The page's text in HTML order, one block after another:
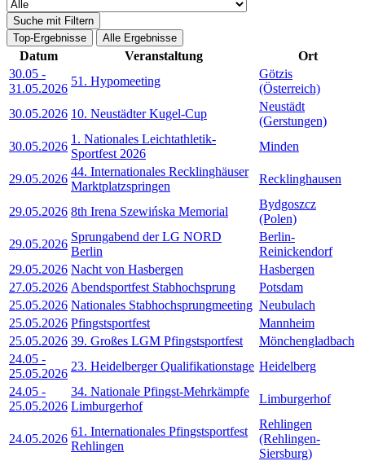
Suche mit Filtern
Top-Ergebnisse
Alle Ergebnisse
Datum Veranstaltung
Ort
30.05 -
31.05.2026
51. Hypomeeting
Götzis
(Österreich)
30.05.2026 10. Neustädter Kugel-Cup
Neustädt
(Gerstungen)
30.05.2026
1. Nationales Leichtathletik-
Sportfest 2026
Minden
29.05.2026
44. Internationales Recklinghäuser
Marktplatzspringen
Recklinghausen
29.05.2026 8th Irena Szewińska Memorial
Bydgoszcz
(Polen)
29.05.2026
Sprungabend der LG NORD
Berlin
Berlin-
Reinickendorf
29.05.2026 Nacht von Hasbergen
Hasbergen
27.05.2026 Abendsportfest Stabhochsprung
Potsdam
25.05.2026 Nationales Stabhochsprungmeeting Neubulach
25.05.2026 Pfingstsportfest
Mannheim
25.05.2026 39. Großes LGM Pfingstsportfest
Mönchengladbach
24.05 -
25.05.2026
23. Heidelberger Qualifikationstage Heidelberg
24.05 -
25.05.2026
34. Nationale Pfingst-Mehrkämpfe
Limburgerhof
Limburgerhof
24.05.2026
61. Internationales Pfingstsportfest
Rehlingen
Rehlingen
(Rehlingen-
Siersburg)